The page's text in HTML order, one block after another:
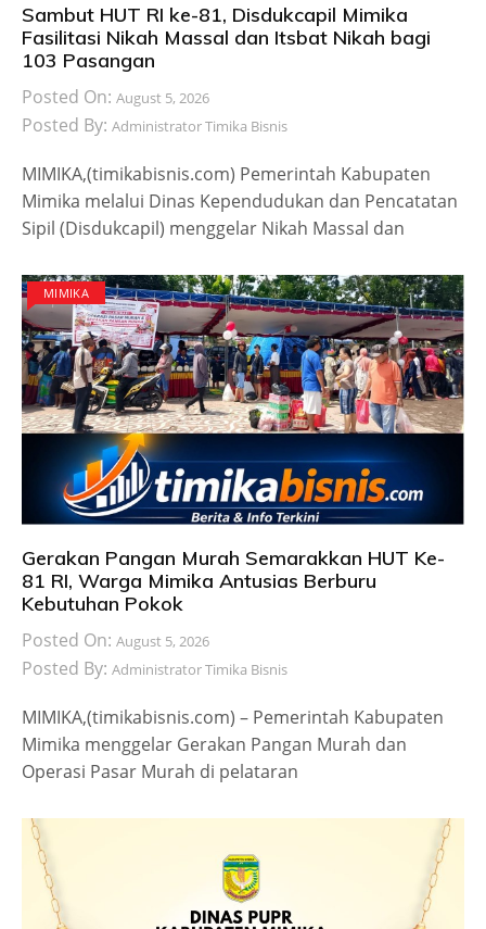
Sambut HUT RI ke-81, Disdukcapil Mimika
Fasilitasi Nikah Massal dan Itsbat Nikah bagi
103 Pasangan
Posted On: August 5, 2026
Posted By: Administrator Timika Bisnis
MIMIKA,(timikabisnis.com) Pemerintah Kabupaten
Mimika melalui Dinas Kependudukan dan Pencatatan
Sipil (Disdukcapil) menggelar Nikah Massal dan
MIMIKA
Gerakan Pangan Murah Semarakkan HUT Ke-
81 RI, Warga Mimika Antusias Berburu
Kebutuhan Pokok
Posted On: August 5, 2026
Posted By: Administrator Timika Bisnis
MIMIKA,(timikabisnis.com) – Pemerintah Kabupaten
Mimika menggelar Gerakan Pangan Murah dan
Operasi Pasar Murah di pelataran